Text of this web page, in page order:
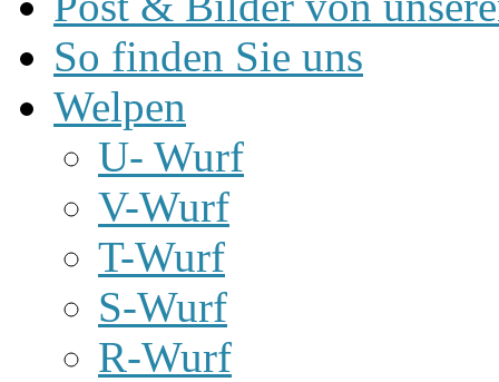
So finden Sie uns
Welpen
U- Wurf
V-Wurf
T-Wurf
S-Wurf
R-Wurf